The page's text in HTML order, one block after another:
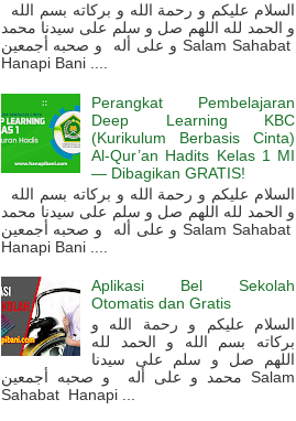
و الحمد لله اللهم صل و سلم على سيدنا محمد
و على أله و صحبه أجمعين Salam Sahabat
Hanapi Bani ....
Perangkat Pembelajaran
Deep Learning KBC
(Kurikulum Berbasis Cinta)
Al-Qur’an Hadits Kelas 1 MI
— Dibagikan GRATIS!
و الحمد لله اللهم صل و سلم على سيدنا محمد
و على أله و صحبه أجمعين Salam Sahabat
Hanapi Bani ....
Aplikasi Bel Sekolah
Otomatis dan Gratis
السلام عليكم و رحمة الله و
بركاته بسم الله و الحمد لله
اللهم صل و سلم على سيدنا
محمد و على أله و صحبه أجمعين Salam
Sahabat Hanapi ...